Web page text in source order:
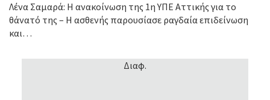
Λένα Σαμαρά: Η ανακοίνωση της 1η ΥΠΕ Αττικής για το
θάνατό της – Η ασθενής παρουσίασε ραγδαία επιδείνωση
και…
Διαφ.